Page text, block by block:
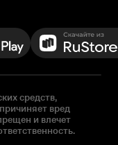
средств,
вред
и влечет